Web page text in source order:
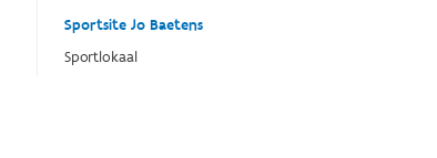
Sportsite Jo Baetens
Sportlokaal